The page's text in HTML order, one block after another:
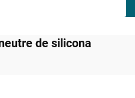
de silicona